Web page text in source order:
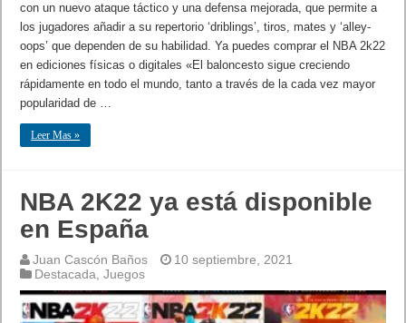
con un nuevo ataque táctico y una defensa mejorada, que permite a
los jugadores añadir a su repertorio ‘driblings’, tiros, mates y ‘alley-
oops’ que dependen de su habilidad. Ya puedes comprar el NBA 2k22
en ediciones físicas o digitales «El baloncesto sigue creciendo
rápidamente en todo el mundo, tanto a través de la cada vez mayor
popularidad de …
Leer Mas »
NBA 2K22 ya está disponible
en España
Juan Cascón Baños
10 septiembre, 2021
Destacada,Juegos